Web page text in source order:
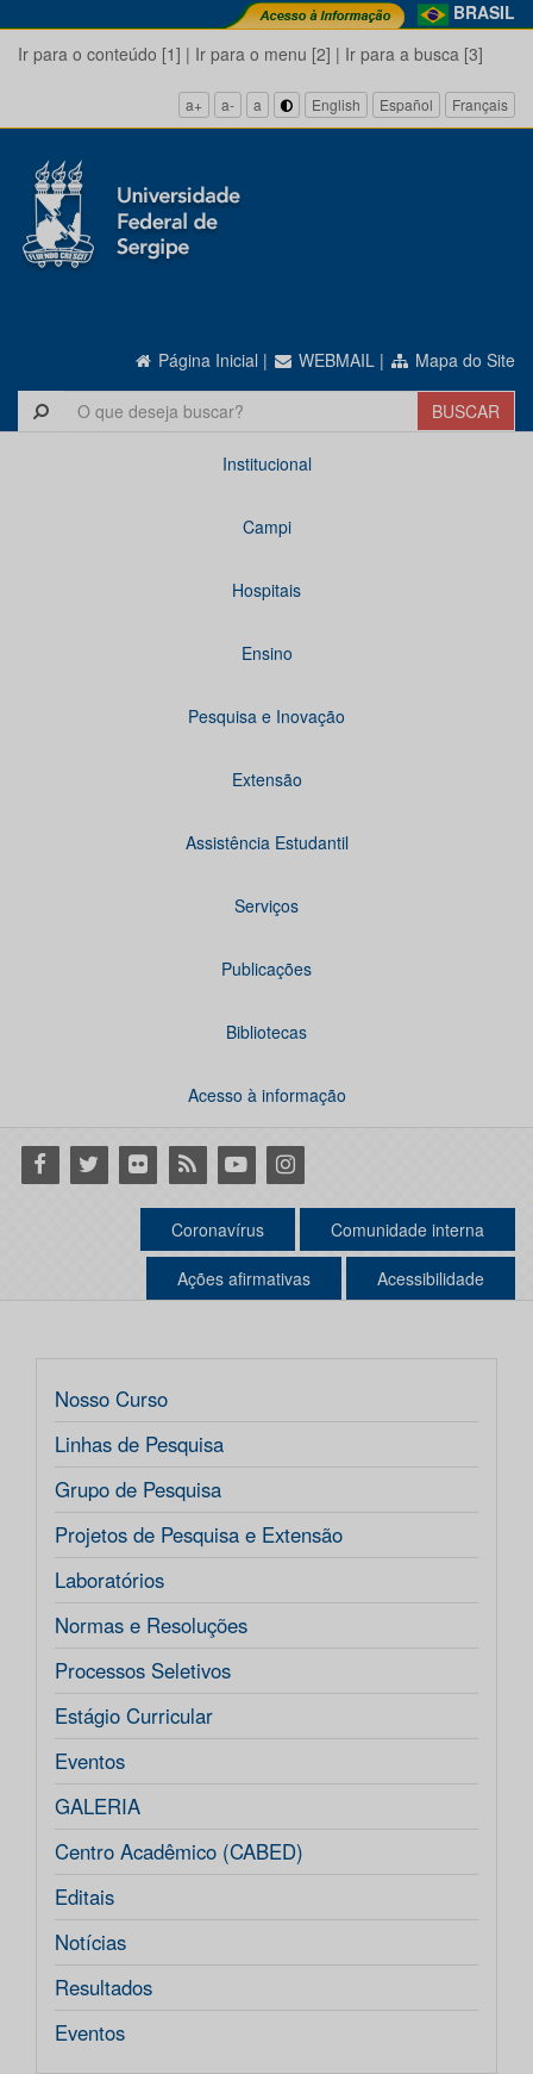
BRASIL
Ir para o conteúdo [1] | Ir para o menu [2] | Ir para a busca [3]
a+ a- a English Español Français
Página Inicial | WEBMAIL | Mapa do Site
Institucional
Campi
Hospitais
Ensino
Pesquisa e Inovação
Extensão
Assistência Estudantil
Serviços
Publicações
Bibliotecas
Acesso à informação
Facebook
Twitter Flickr RSS YoutubeInstagram
Coronavírus Comunidade interna
Ações afirmativas Acessibilidade
Nosso Curso
Linhas de Pesquisa
Grupo de Pesquisa
Projetos de Pesquisa e Extensão
Laboratórios
Normas e Resoluções
Processos Seletivos
Estágio Curricular
Eventos
GALERIA
Centro Acadêmico (CABED)
Editais
Notícias
Resultados
Eventos